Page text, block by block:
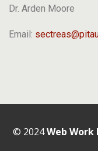
Dr. Arden Moore
Email:
© 2024Web